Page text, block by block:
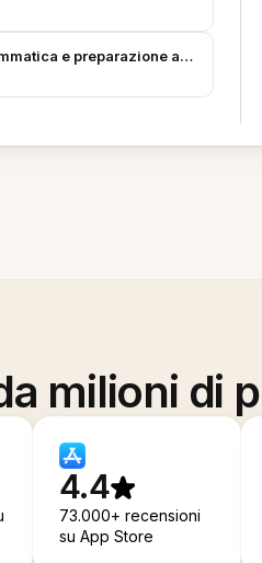
e preparazione al viaggio
milioni di
4.4
73.000+ recensioni
su App Store